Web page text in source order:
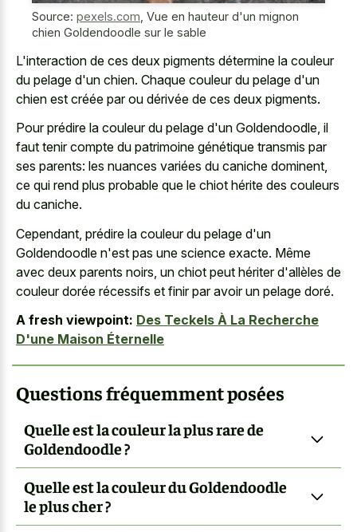
Source: pexels.com Vue en hauteur d'un mignon
chien Goldendoodle sur le sable
L'interaction de ces deux pigments détermine la couleur
du pelage d'un chien. Chaque couleur du pelage d'un
chien est créée par ou dérivée de ces deux pigments.
Pour prédire la couleur du pelage d'un Goldendoodle, il
faut tenir compte du patrimoine génétique transmis par
ses parents: les nuances variées du caniche dominent,
ce qui rend plus probable que le chiot hérite des couleurs
du caniche.
Cependant, prédire la couleur du pelage d'un
Goldendoodle n'est pas une science exacte. Même
avec deux parents noirs, un chiot peut hériter d'allèles de
couleur dorée récessifs et finir par avoir un pelage doré.
A fresh viewpoint: Des Teckels À La Recherche
D'une Maison Éternelle
Questions fréquemment posées
Quelle est la couleur la plus rare de
Goldendoodle ?
Quelle est la couleur du Goldendoodle
le plus cher ?